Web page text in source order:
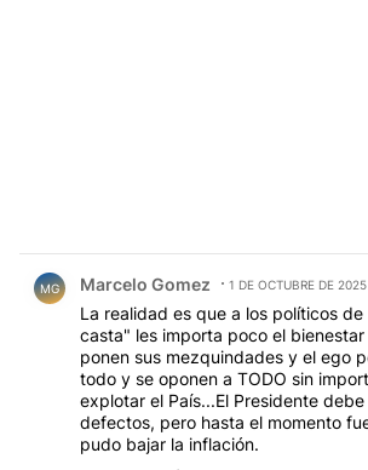
MG Marcelo Gomez 1 DE OCTUBRE DE 2025
La realidad es que a los políticos de
casta" les importa poco el
ponen sus mezquindades y el ego
todo y se oponen a TODO sin
explotar el País...El Presidente
defectos, pero hasta el momento
pudo bajar la inflación.